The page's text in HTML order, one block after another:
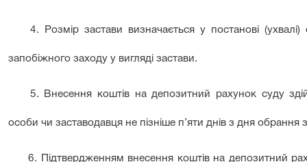
4. Розмір застави визначається у постанові
запобіжного заходу у вигляді застави.
5. Внесення коштів на депозитний рахунок суду
особи чи заставодавця не пізніше п’яти днів з дня обрання
6. Підтвердженням внесення коштів на депозитний